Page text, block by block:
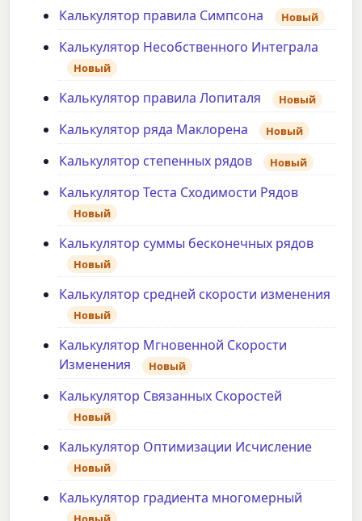
Калькулятор правила Симпсона Новый
Калькулятор Несобственного Интеграла
Новый
Калькулятор правила Лопиталя Новый
Калькулятор ряда Маклорена Новый
Калькулятор степенных рядов Новый
Калькулятор Теста Сходимости Рядов
Новый
Калькулятор суммы бесконечных рядов
Новый
Калькулятор средней скорости изменения
Новый
Калькулятор Мгновенной Скорости
Изменения
Новый
Калькулятор Связанных Скоростей
Новый
Калькулятор Оптимизации Исчисление
Новый
Калькулятор градиента многомерный